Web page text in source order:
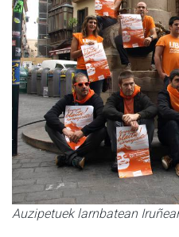
Auzipetuek larnbatean